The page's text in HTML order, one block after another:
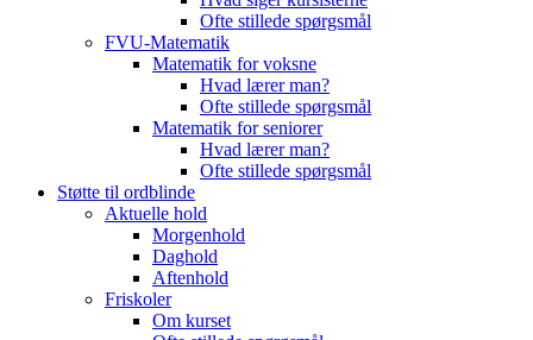
Ofte stillede spørgsmål
FVU-Matematik
Matematik for voksne
Hvad lærer man?
Ofte stillede spørgsmål
Matematik for seniorer
Hvad lærer man?
Ofte stillede spørgsmål
Støtte til ordblinde
Aktuelle hold
Morgenhold
Daghold
Aftenhold
Friskoler
Om kurset